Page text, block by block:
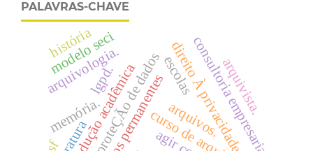
PALAVRAS-CHAVE
proteÇÃo de dadosdireito À privacidade
lgpd. consultoria empresarial.
produção acadêmica arquivista.
arquivologia.
memória.
escolas
modelo seci
arquivos.
história